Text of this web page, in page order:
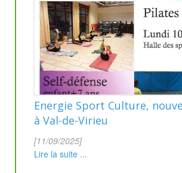
Energie Sport Culture,
à Val-de-Virieu
[11/09/2025]
Lire la suite ...